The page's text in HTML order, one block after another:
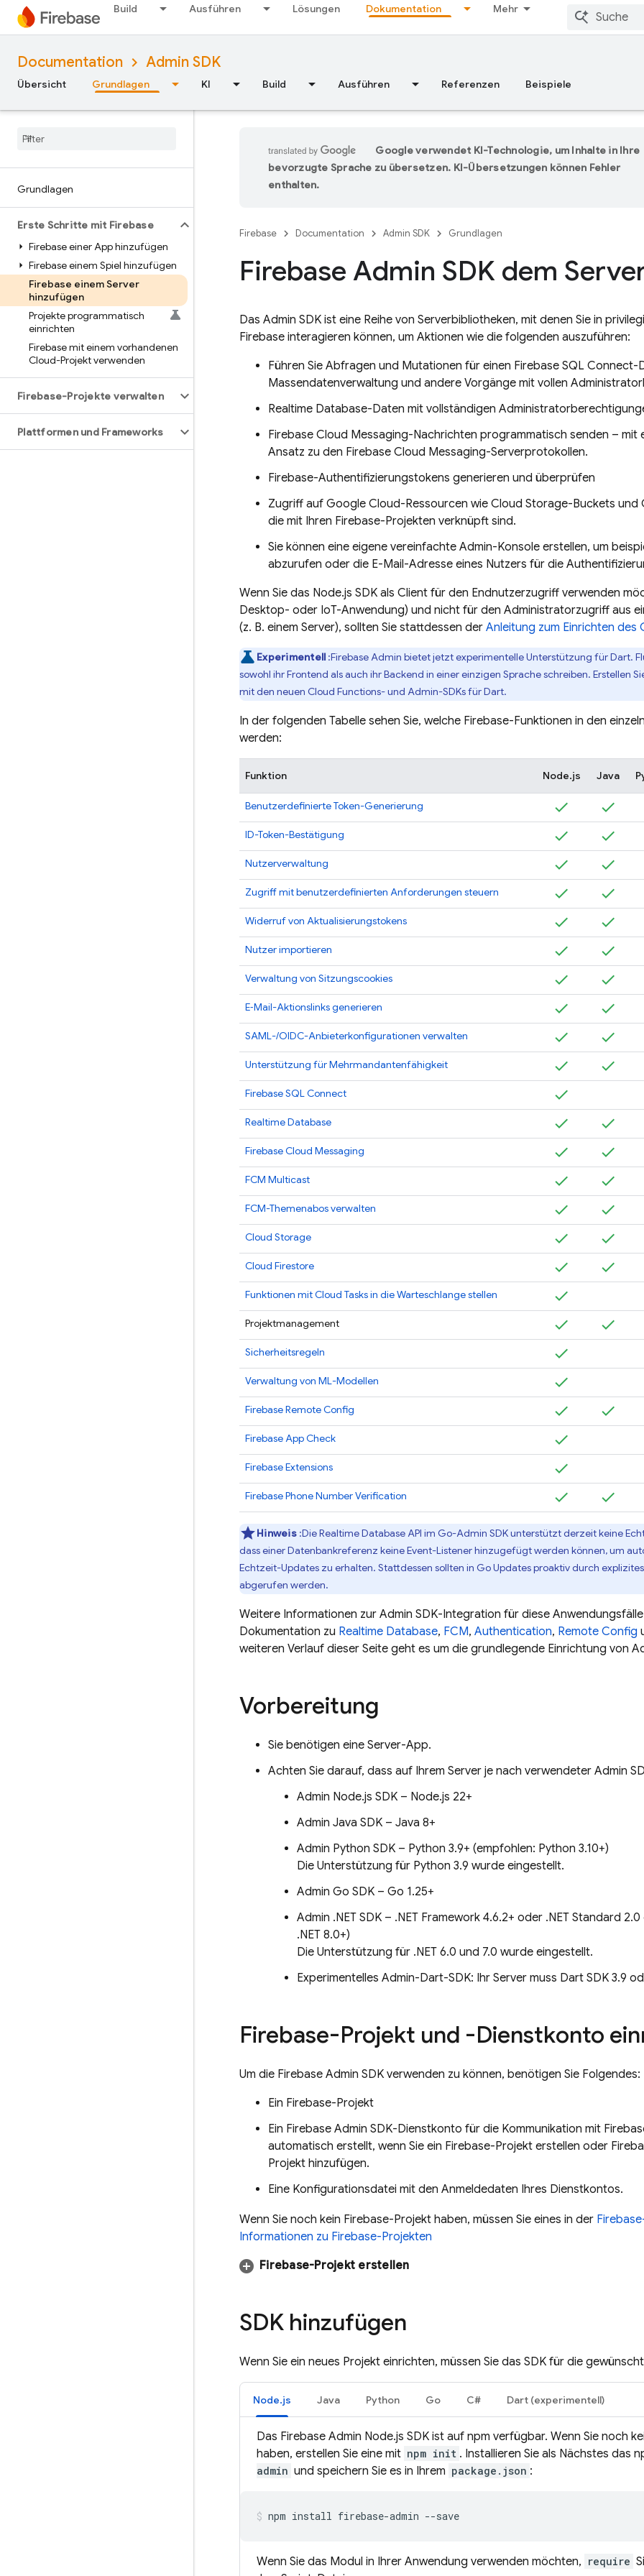
Build Ausführen Lösungen Dokumentation Mehr
Documentation Admin SDK
Übersicht Grundlagen KI Build Ausführen Referenzen Beispiele
Grundlagen
Erste Schritte mit Firebase
Firebase einer App hinzufügen
Firebase einem Spiel hinzufügen
Firebase einem Server
hinzufügen
Projekte programmatisch
einrichten
Firebase mit einem vorhandenen
Cloud-Projekt verwenden
Firebase-Projekte verwalten
Plattformen und Frameworks
Google verwendet KI-Technologie, um Inhalte in Ihre
bevorzugte Sprache zu übersetzen. KI-Übersetzungen können Fehler
enthalten.
Firebase Documentation Admin SDK Grundlagen
Firebase Admin SDK dem
Das Admin SDK ist eine Reihe von Serverbibliotheken, mit denen Sie in
Firebase interagieren können, um Aktionen wie die folgenden auszuführen:
Führen Sie Abfragen und Mutationen für einen Firebase SQL Connect-
Massendatenverwaltung und andere Vorgänge mit vollen
Realtime Database-Daten mit vollständigen
Firebase Cloud Messaging-Nachrichten programmatisch senden – mit
Ansatz zu den Firebase Cloud Messaging-Serverprotokollen.
Firebase-Authentifizierungstokens generieren und überprüfen
Zugriff auf Google Cloud-Ressourcen wie Cloud Storage-Buckets und
die mit Ihren Firebase-Projekten verknüpft sind.
Sie können eine eigene vereinfachte Admin-Konsole erstellen, um
abzurufen oder die E-Mail-Adresse eines Nutzers für die
Wenn Sie das Node.js SDK als Client für den Endnutzerzugriff verwenden
Desktop- oder IoT-Anwendung) und nicht für den Administratorzugriff aus
(z. B. einem Server), sollten Sie stattdessen der Anleitung zum Einrichten des
Experimentell :Firebase Admin bietet jetzt experimentelle Unterstützung für Dart.
sowohl ihr Frontend als auch ihr Backend in einer einzigen Sprache schreiben. Erstellen
mit den neuen Cloud Functions- und Admin-SDKs für Dart.
In der folgenden Tabelle sehen Sie, welche Firebase-Funktionen in den
werden:
Funktion Node.js Java
Benutzerdefinierte Token-Generierung
ID-Token-Bestätigung
Nutzerverwaltung
Zugriff mit benutzerdefinierten Anforderungen steuern
Widerruf von Aktualisierungstokens
Nutzer importieren
Verwaltung von Sitzungscookies
E‑Mail-Aktionslinks generieren
SAML-/OIDC-Anbieterkonfigurationen verwalten
Unterstützung für Mehrmandantenfähigkeit
Firebase SQL Connect
Realtime Database
Firebase Cloud Messaging
FCM Multicast
FCM-Themenabos verwalten
Cloud Storage
Cloud Firestore
Funktionen mit Cloud Tasks in die Warteschlange stellen
Projektmanagement
Sicherheitsregeln
Verwaltung von ML-Modellen
Firebase Remote Config
Firebase App Check
Firebase Extensions
Firebase Phone Number Verification
Hinweis:DieRealtime DatabaseAPI im Go-Admin SDKunterstützt derzeit keine
dass einer Datenbankreferenz keine Event-Listener hinzugefügt werden können, um
Echtzeit-Updates zu erhalten. Stattdessen sollten in Go Updates proaktiv durch
abgerufen werden.
Weitere Informationen zur Admin SDK-Integration für diese
Dokumentation zu Realtime Database, FCM, Authentication, Remote Config
weiteren Verlauf dieser Seite geht es um die grundlegende Einrichtung von
Vorbereitung
Sie benötigen eine Server-App.
Achten Sie darauf, dass auf Ihrem Server je nach verwendeter Admin
Admin Node.js SDK – Node.js 22+
Admin Java SDK – Java 8+
Admin Python SDK – Python 3.9+ (empfohlen: Python 3.10+)
Die Unterstützung für Python 3.9 wurde eingestellt.
Admin Go SDK – Go 1.25+
Admin .NET SDK – .NET Framework 4.6.2+ oder .NET Standard
.NET 8.0+)
Die Unterstützung für .NET 6.0 und 7.0 wurde eingestellt.
Experimentelles Admin-Dart-SDK: Ihr Server muss Dart SDK 3.9
Firebase-Projekt und -Dienstkonto
Um die Firebase Admin SDK verwenden zu können, benötigen Sie Folgendes:
Ein Firebase-Projekt
Ein Firebase Admin SDK-Dienstkonto für die Kommunikation mit
automatisch erstellt, wenn Sie ein Firebase-Projekt erstellen oder
Projekt hinzufügen.
Eine Konfigurationsdatei mit den Anmeldedaten Ihres Dienstkontos.
Wenn Sie noch kein Firebase-Projekt haben, müssen Sie eines in der Firebase
Informationen zu Firebase-Projekten
Firebase-Projekt erstellen
SDK hinzufügen
Wenn Sie ein neues Projekt einrichten, müssen Sie das SDK für die
Node.js Java Python Go C# Dart (experimentell)
Das Firebase Admin Node.js SDK ist auf npm verfügbar. Wenn Sie noch
haben, erstellen Sie eine mit npm init . Installieren Sie als Nächstes das
admin und speichern Sie es in Ihrem package.json :
npm install firebase-admin --save
Wenn Sie das Modul in Ihrer Anwendung verwenden möchten, require